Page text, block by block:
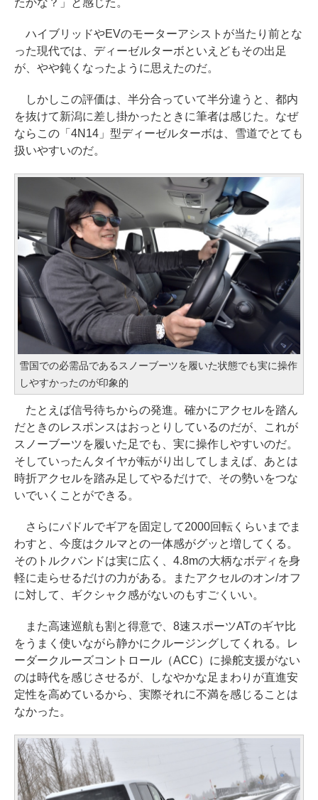
たかな？」と感じた。
ハイブリッドやEVのモーターアシストが当たり前とな
った現代では、ディーゼルターボといえどもその出足
が、やや鈍くなったように思えたのだ。
しかしこの評価は、半分合っていて半分違うと、都内
を抜けて新潟に差し掛かったときに筆者は感じた。なぜ
ならこの「4N14」型ディーゼルターボは、雪道でとても
扱いやすいのだ。
雪国での必需品であるスノーブーツを履いた状態でも実に操作
しやすかったのが印象的
たとえば信号待ちからの発進。確かにアクセルを踏ん
だときのレスポンスはおっとりしているのだが、これが
スノーブーツを履いた足でも、実に操作しやすいのだ。
そしていったんタイヤが転がり出してしまえば、あとは
時折アクセルを踏み足してやるだけで、その勢いをつな
いでいくことができる。
さらにパドルでギアを固定して2000回転くらいまでま
わすと、今度はクルマとの一体感がグッと増してくる。
そのトルクバンドは実に広く、4.8mの大柄なボディを身
軽に走らせるだけの力がある。またアクセルのオン/オフ
に対して、ギクシャク感がないのもすごくいい。
また高速巡航も割と得意で、8速スポーツATのギヤ比
をうまく使いながら静かにクルージングしてくれる。レ
ーダークルーズコントロール（ACC）に操舵支援がない
のは時代を感じさせるが、しなやかな足まわりが直進安
定性を高めているから、実際それに不満を感じることは
なかった。